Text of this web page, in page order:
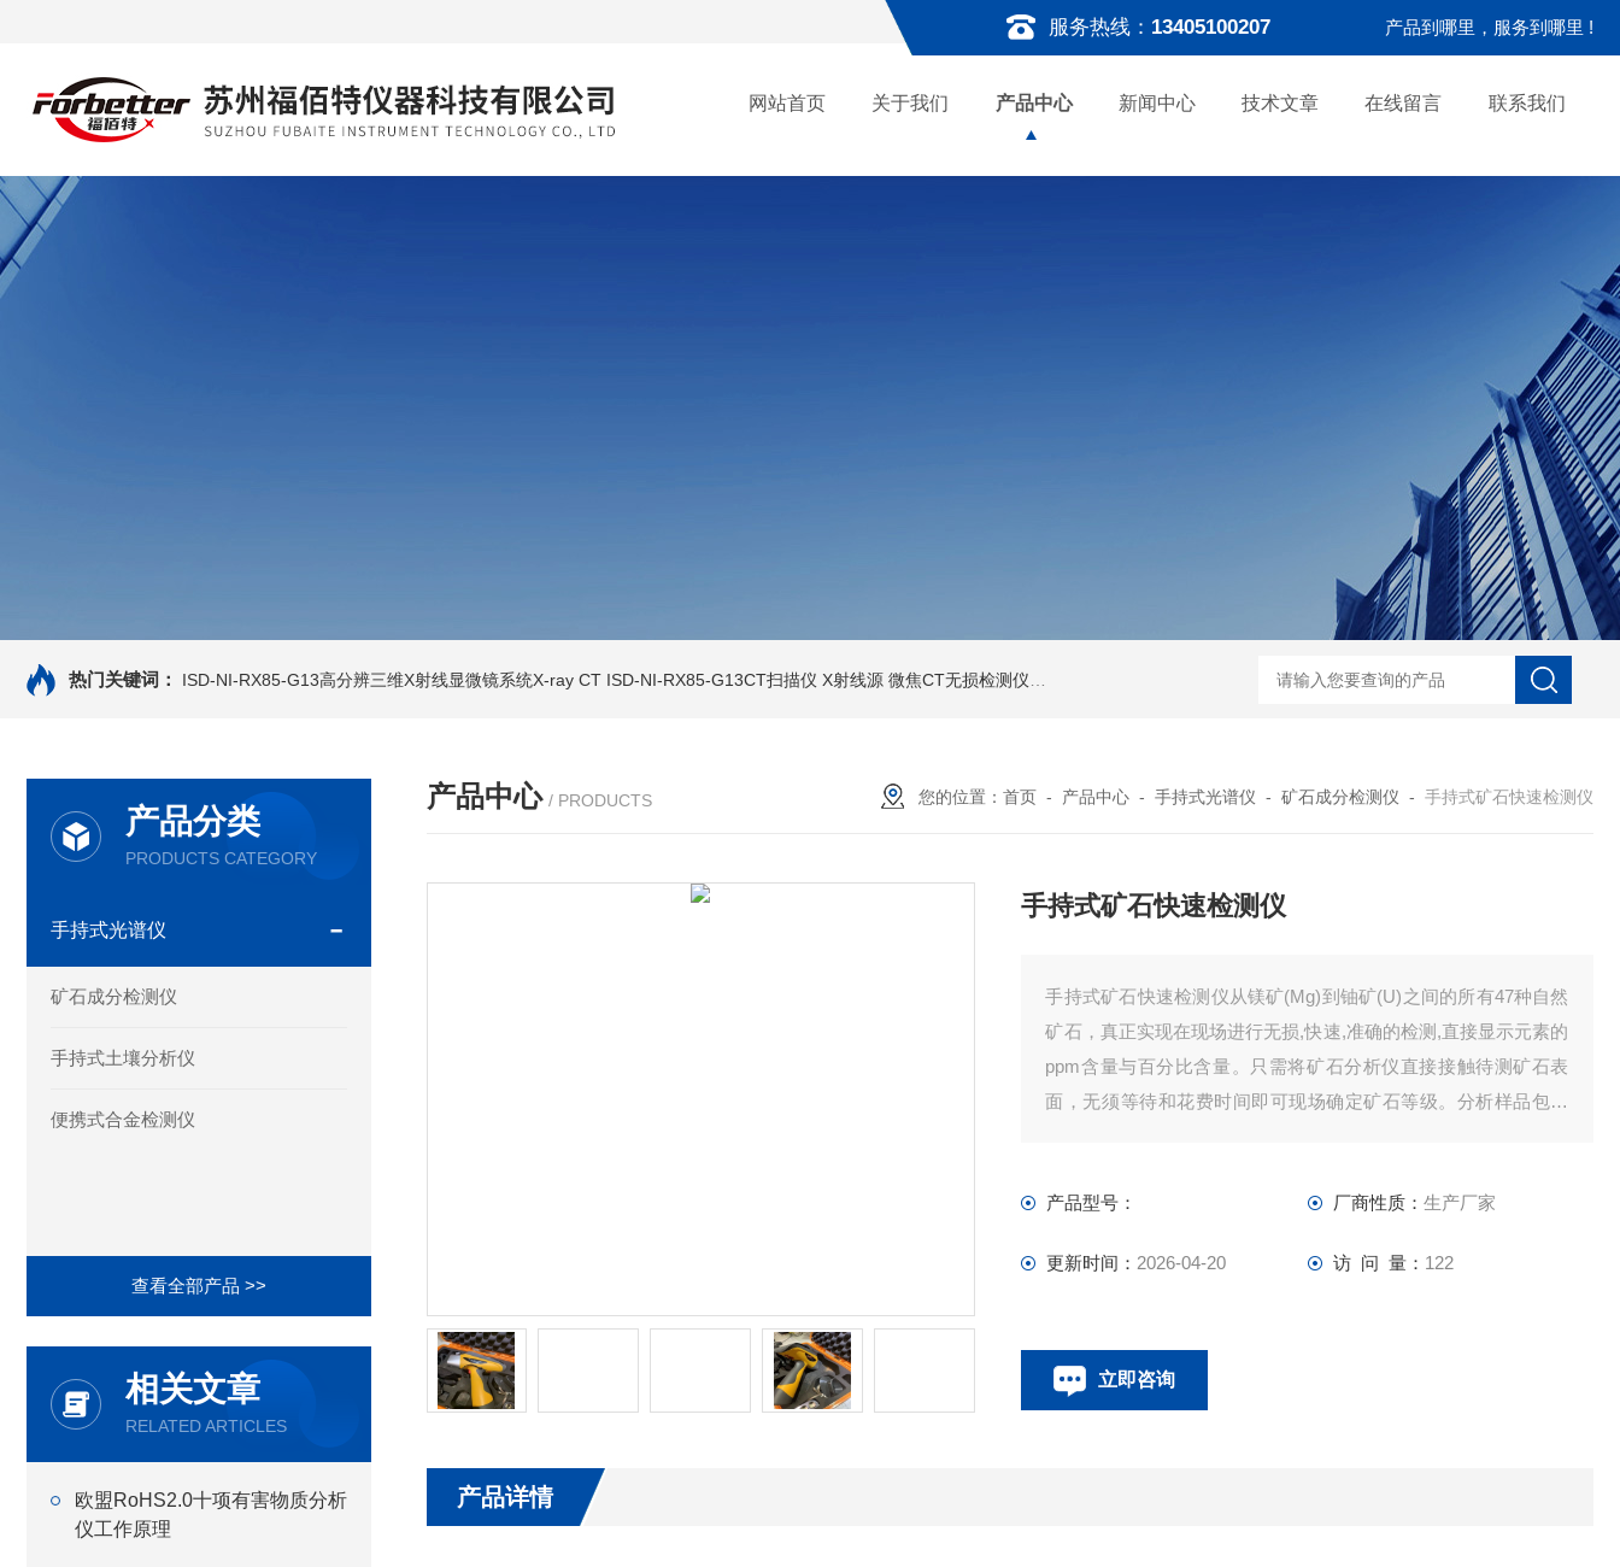
服务热线： 13405100207 产品到哪里，服务到哪里 !
网站首页 关于我们 产品中心 新闻中心 技术文章 在线留言 联系我们
热门关键词： ISD-NI-RX85-G13高分辨三维X射线显微镜系统X-ray CT ISD-NI-RX85-G13CT扫描仪 X射线源 微焦CT无损检测仪器 ISD-NI-RX85-G13工业用3D显微X射线CT扫描设备 EDX1800BRohs指令环
产品分类
PRODUCTS CATEGORY
手持式光谱仪
矿石成分检测仪
手持式土壤分析仪
便携式合金检测仪
查看全部产品 >>
相关文章
RELATED ARTICLES
欧盟RoHS2.0十项有害物质分析
仪工作原理
产品中心 / PRODUCTS 您的位置： 首页 - 产品中心 - 手持式光谱仪 - 矿石成分检测仪 - 手持式矿石快速检测仪
手持式矿石快速检测仪
手持式矿石快速检测仪从镁矿(Mg)到铀矿(U)之间的所有47种自然
矿石，真正实现在现场进行无损,快速,准确的检测,直接显示元素的
ppm含量与百分比含量。只需将矿石分析仪直接接触待测矿石表
面，无须等待和花费时间即可现场确定矿石等级。分析样品包含
产品型号：
厂商性质： 生产厂家
更新时间： 2026-04-20 访 问 量： 122
立即咨询
产品详情